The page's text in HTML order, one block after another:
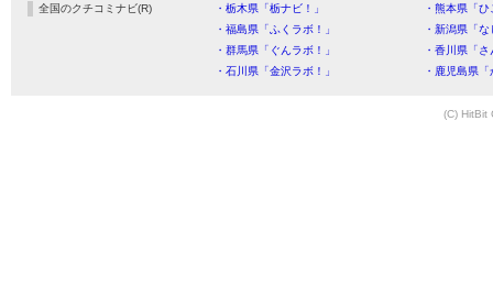
全国のクチコミナビ(R) ・栃木県「栃ナビ！」
・熊本県「
・福島県「ふくラボ！」
・新潟県「
・群馬県「ぐんラボ！」
・香川県「
・石川県「金沢ラボ！」
・鹿児島県
(C) HitBit